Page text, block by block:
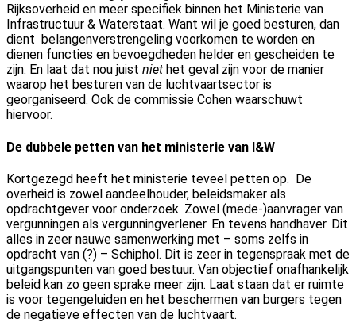
Rijksoverheid en meer specifiek binnen het Ministerie van
Infrastructuur & Waterstaat. Want wil je goed besturen, dan
dient belangenverstrengeling voorkomen te worden en
dienen functies en bevoegdheden helder en gescheiden te
zijn. En laat dat nou juist niet het geval zijn voor de manier
waarop het besturen van de luchtvaartsector is
georganiseerd. Ook de commissie Cohen waarschuwt
hiervoor.
De dubbele petten van het ministerie van I&W
Kortgezegd heeft het ministerie teveel petten op. De
overheid is zowel aandeelhouder, beleidsmaker als
opdrachtgever voor onderzoek. Zowel (mede-)aanvrager van
vergunningen als vergunningverlener. En tevens handhaver. Dit
alles in zeer nauwe samenwerking met – soms zelfs in
opdracht van (?) – Schiphol. Dit is zeer in tegenspraak met de
uitgangspunten van goed bestuur. Van objectief onafhankelijk
beleid kan zo geen sprake meer zijn. Laat staan dat er ruimte
is voor tegengeluiden en het beschermen van burgers tegen
de negatieve effecten van de luchtvaart.